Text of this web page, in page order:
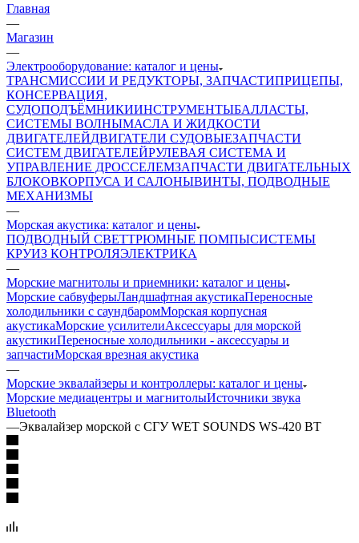
Главная
—
Магазин
—
Электрооборудование: каталог и цены
ТРАНСМИССИИ И РЕДУКТОРЫ, ЗАПЧАСТИПРИЦЕПЫ,
КОНСЕРВАЦИЯ,
СУДОПОДЪЁМНИКИИНСТРУМЕНТЫБАЛЛАСТЫ,
СИСТЕМЫ ВОЛНЫМАСЛА И ЖИДКОСТИ
ДВИГАТЕЛЕЙДВИГАТЕЛИ СУДОВЫЕЗАПЧАСТИ
СИСТЕМ ДВИГАТЕЛЕЙРУЛЕВАЯ СИСТЕМА И
УПРАВЛЕНИЕ ДРОССЕЛЕМЗАПЧАСТИ ДВИГАТЕЛЬНЫХ
БЛОКОВКОРПУСА И САЛОНЫВИНТЫ, ПОДВОДНЫЕ
МЕХАНИЗМЫ
—
Морская акустика: каталог и цены
ПОДВОДНЫЙ СВЕТТРЮМНЫЕ ПОМПЫСИСТЕМЫ
КРУИЗ КОНТРОЛЯЭЛЕКТРИКА
—
Морские магнитолы и приемники: каталог и цены
Морские сабвуферыЛандшафтная акустикаПереносные
холодильники с саундбаромМорская корпусная
акустикаМорские усилителиАксессуары для морской
акустикиПереносные холодильники - аксессуары и
запчастиМорская врезная акустика
—
Морские эквалайзеры и контроллеры: каталог и цены
Морские медиацентры и магнитолыИсточники звука
Bluetooth
—Эквалайзер морской с СГУ WET SOUNDS WS-420 BT